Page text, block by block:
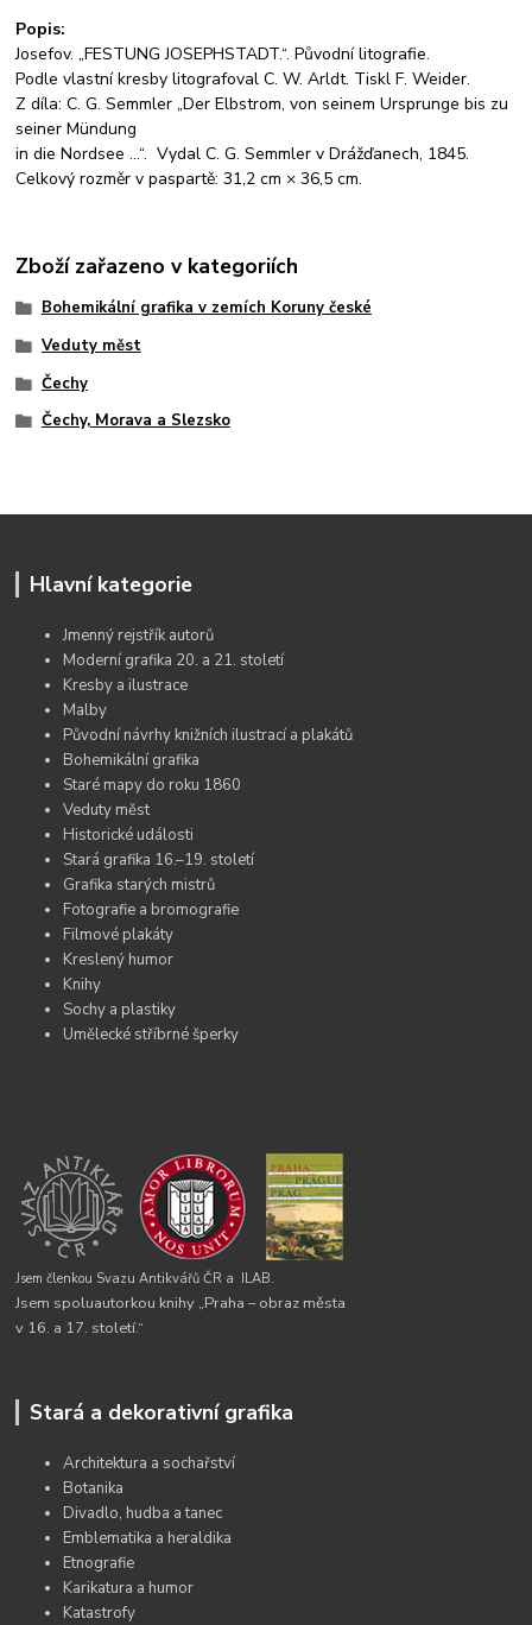
Popis:
Josefov. „FESTUNG JOSEPHSTADT.“. Původní litografie.
Podle vlastní kresby litografoval C. W. Arldt. Tiskl F. Weider.
Z díla: C. G. Semmler „Der Elbstrom, von seinem Ursprunge bis zu
seiner Mündung
in die Nordsee ...“. Vydal C. G. Semmler v Drážďanech, 1845.
Celkový rozměr v paspartě: 31,2 cm × 36,5 cm.
Zboží zařazeno v kategoriích
Bohemikální grafika v zemích Koruny české
Veduty měst
Čechy
Čechy, Morava a Slezsko
Hlavní kategorie
Jmenný rejstřík autorů
Moderní grafika 20. a 21. století
Kresby a ilustrace
Malby
Původní návrhy knižních ilustrací a plakátů
Bohemikální grafika
Staré mapy do roku 1860
Veduty měst
Historické události
Stará grafika 16.–19. století
Grafika starých mistrů
Fotografie a bromografie
Filmové plakáty
Kreslený humor
Knihy
Sochy a plastiky
Umělecké stříbrné šperky
Jsem členkou Svazu Antikvářů ČR a ILAB.
Jsem spoluautorkou knihy „Praha – obraz města
v 16. a 17. století.“
Stará a dekorativní grafika
Architektura a sochařství
Botanika
Divadlo, hudba a tanec
Emblematika a heraldika
Etnografie
Karikatura a humor
Katastrofy